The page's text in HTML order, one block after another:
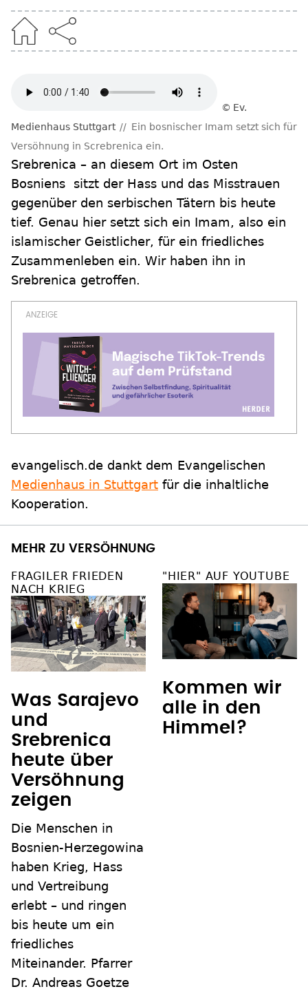
Ev.
Medienhaus Stuttgart
Ein bosnischer Imam setzt sich für
Versöhnung in Screbrenica ein.
Srebrenica – an diesem Ort im Osten
Bosniens sitzt der Hass und das Misstrauen
gegenüber den serbischen Tätern bis heute
tief. Genau hier setzt sich ein Imam, also ein
islamischer Geistlicher, für ein friedliches
Zusammenleben ein. Wir haben ihn in
Srebrenica getroffen.
evangelisch.de dankt dem Evangelischen
Medienhaus in Stuttgart für die inhaltliche
Kooperation.
MEHR ZU VERSÖHNUNG
FRAGILER FRIEDEN
NACH KRIEG
Was Sarajevo
und
Srebrenica
heute über
Versöhnung
zeigen
Die Menschen in
Bosnien-Herzegowina
haben Krieg, Hass
und Vertreibung
erlebt – und ringen
bis heute um ein
friedliches
Miteinander. Pfarrer
Dr. Andreas Goetze
"HIER" AUF YOUTUBE
Kommen wir
alle in den
Himmel?